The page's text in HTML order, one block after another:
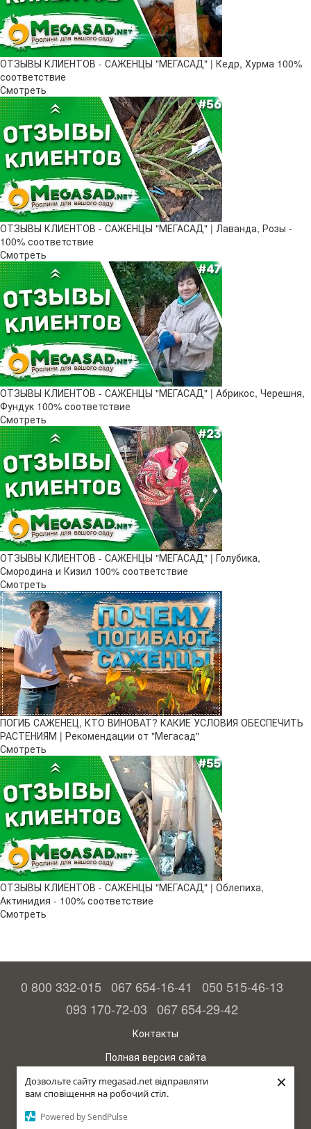
Дозвольте сайту megasad.net відправляти
вам сповіщення на робочий стіл.
Powered by SendPulse
×
ОТЗЫВЫ КЛИЕНТОВ - САЖЕНЦЫ "МЕГАСАД" | Кедр, Хурма 100%
соответствие
Смотреть
ОТЗЫВЫ КЛИЕНТОВ - САЖЕНЦЫ "МЕГАСАД" | Лаванда, Розы -
100% соответствие
Смотреть
ОТЗЫВЫ КЛИЕНТОВ - САЖЕНЦЫ "МЕГАСАД" | Абрикос, Черешня,
Фундук 100% соответствие
Смотреть
ОТЗЫВЫ КЛИЕНТОВ - САЖЕНЦЫ "МЕГАСАД" | Голубика,
Смородина и Кизил 100% соответствие
Смотреть
ПОГИБ САЖЕНЕЦ, КТО ВИНОВАТ? КАКИЕ УСЛОВИЯ ОБЕСПЕЧИТЬ
РАСТЕНИЯМ | Рекомендации от "Мегасад"
Смотреть
ОТЗЫВЫ КЛИЕНТОВ - САЖЕНЦЫ "МЕГАСАД" | Облепиха,
Актинидия - 100% соответствие
Смотреть
0 800 332-015 067 654-16-41
050 515-46-13
093 170-72-03 067 654-29-42
Контакты
Полная версия сайта
© 2015—2026
Megasad - гарантия высокого урожая